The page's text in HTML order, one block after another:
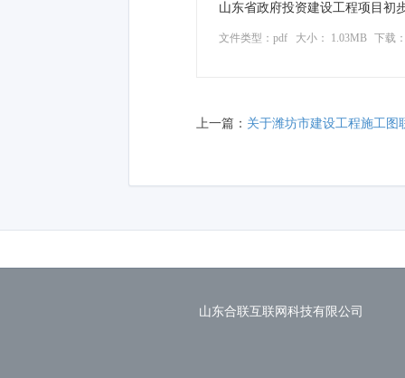
山东省政府投资建设工程项目初
文件类型：pdf 大小： 1.03MB 下载
上一篇： 关于潍坊市建设工程施工图联合
山东合联互联网科技有限公司